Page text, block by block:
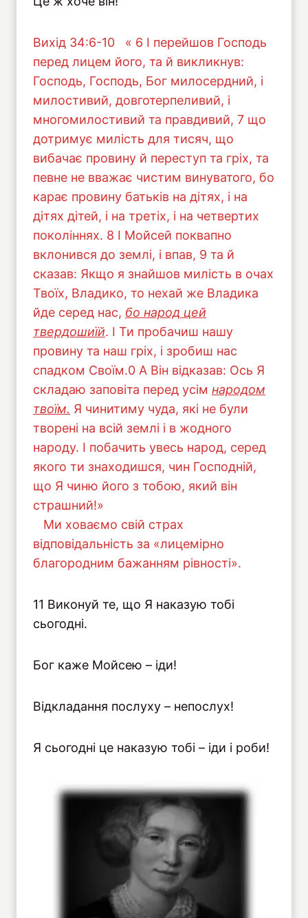
Вихід 34:6-10 « 6 І перейшов Господь
перед лицем його, та й викликнув:
Господь, Господь, Бог милосердний, і
милостивий, довготерпеливий, і
многомилостивий та правдивий, 7 що
дотримує милість для тисяч, що
вибачає провину й переступ та гріх, та
певне не вважає чистим винуватого, бо
карає провину батьків на дітях, і на
дітях дітей, і на третіх, і на четвертих
поколіннях. 8 І Мойсей поквапно
вклонився до землі, і впав, 9 та й
сказав: Якщо я знайшов милість в очах
Твоїх, Владико, то нехай же Владика
йде серед нас, бо народ цей
твердошиїй. І Ти пробачиш нашу
провину та наш гріх, і зробиш нас
спадком Своїм.0 А Він відказав: Ось Я
складаю заповіта перед усім народом
твоїм. Я чинитиму чуда, які не були
творені на всій землі і в жодного
народу. І побачить увесь народ, серед
якого ти знаходишся, чин Господній,
що Я чиню його з тобою, який він
страшний!»
Ми ховаємо свій страх
відповідальність за «лицемірно
благородним бажанням рівності».
11 Виконуй те, що Я наказую тобі
сьогодні.
Бог каже Мойсею – іди!
Відкладання послуху – непослух!
Я сьогодні це наказую тобі – іди і роби!